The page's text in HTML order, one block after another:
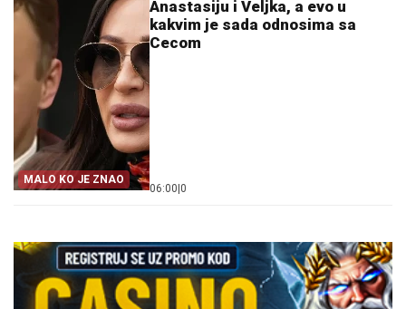
MALO KO JE ZNAO
Anastasiju i Veljka, a evo u
kakvim je sada odnosima sa
Cecom
06:00|0